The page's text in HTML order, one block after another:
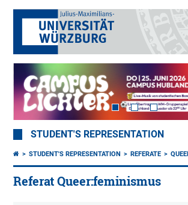
STUDENT'S REPRESENTATION
STUDENT'S REPRESENTATION REFERATE
Referat Queer:feminismus